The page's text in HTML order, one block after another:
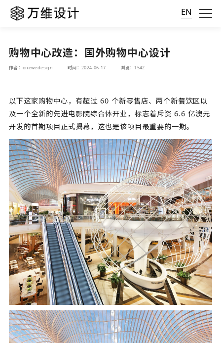
EN
购物中心改造：国外购物中心设计
作者：onewedesign 时间：2024-06-17 浏览：1542
以下这家购物中心，有超过 60 个新零售店、两个新餐饮区以
及一个全新的先进电影院综合体开业，标志着斥资 6.6 亿澳元
开发的首期项目正式揭幕，这也是该项目最重要的一期。